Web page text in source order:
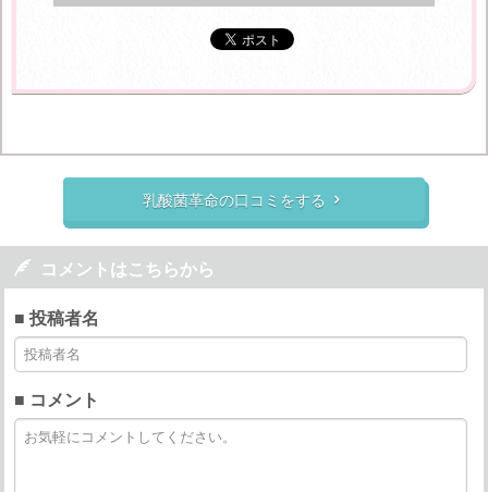
乳酸菌革命の口コミをする 
 コメントはこちらから
■ 投稿者名
■ コメント